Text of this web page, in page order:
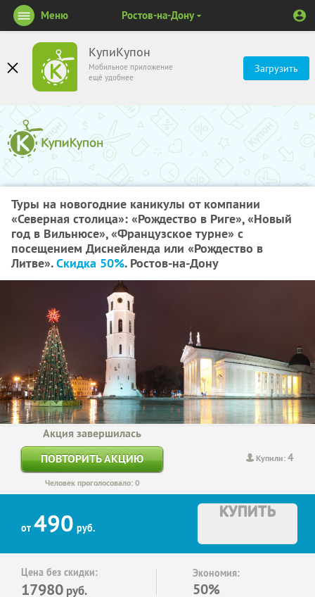
КупиКупон
Мобильное приложение
ещё удобнее
Загрузить
Меню Ростов-на-Дону
Туры на новогодние каникулы от компании
«Северная столица»: «Рождество в Риге», «Новый
год в Вильнюсе», «Французское турне» с
посещением Диснейленда или «Рождество в
Литве».Скидка 50%. Ростов-на-Дону
Купили:4
Акция завершилась
ПОВТОРИТЬ АКЦИЮ
Человек проголосовало: 0
от 490 руб.
КУПИТЬ
Цена без скидки:
17980 руб.
Экономия:
50%